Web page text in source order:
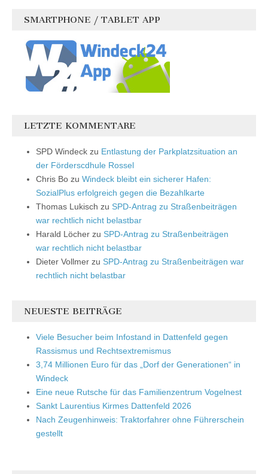
SMARTPHONE / TABLET APP
LETZTE KOMMENTARE
SPD Windeck zu Entlastung der Parkplatzsituation an
der Förderscdhule Rossel
Chris Bo zu Windeck bleibt ein sicherer Hafen:
SozialPlus erfolgreich gegen die Bezahlkarte
Thomas Lukisch zu SPD-Antrag zu Straßenbeiträgen
war rechtlich nicht belastbar
Harald Löcher zu SPD-Antrag zu Straßenbeiträgen
war rechtlich nicht belastbar
Dieter Vollmer zu SPD-Antrag zu Straßenbeiträgen war
rechtlich nicht belastbar
NEUESTE BEITRÄGE
Viele Besucher beim Infostand in Dattenfeld gegen
Rassismus und Rechtsextremismus
3,74 Millionen Euro für das „Dorf der Generationen“ in
Windeck
Eine neue Rutsche für das Familienzentrum Vogelnest
Sankt Laurentius Kirmes Dattenfeld 2026
Nach Zeugenhinweis: Traktorfahrer ohne Führerschein
gestellt